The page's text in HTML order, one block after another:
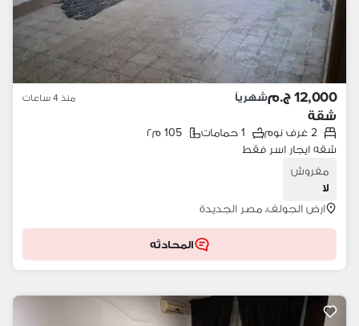
12,000 ج.م شهرياً منذ 4 ساعات
شقة
2 غرف نوم 1 حمامات
105 م٢
شقه ايجار اسر فقط
مفروش
لا
ارض الجولف، مصر الجديدة
المحادثه